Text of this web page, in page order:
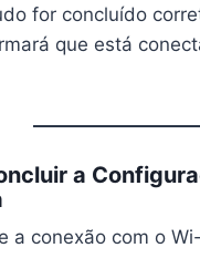
for concluído
que está
a
a conexão com o